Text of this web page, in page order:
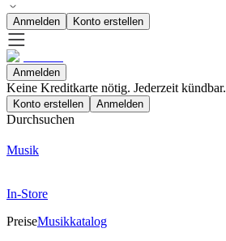
Anmelden Konto erstellen
Anmelden
Keine Kreditkarte nötig. Jederzeit kündbar.
Konto erstellen Anmelden
Durchsuchen
Musik
In-Store
PreiseMusikkatalog